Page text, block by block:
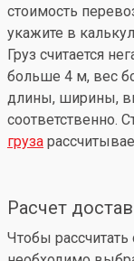
стоимость
укажите в
Груз считается
больше 4 м, вес
длины, ширины,
соответственно.
груза
Расчет
Чтобы